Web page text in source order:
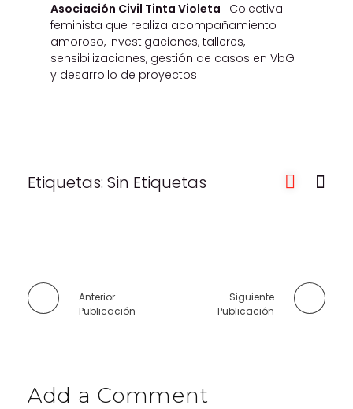
Asociación Civil Tinta Violeta | Colectiva
feminista que realiza acompañamiento
amoroso, investigaciones, talleres,
sensibilizaciones, gestión de casos en VbG
y desarrollo de proyectos
Etiquetas: Sin Etiquetas
Anterior
Publicación
Siguiente
Publicación
Add a Comment